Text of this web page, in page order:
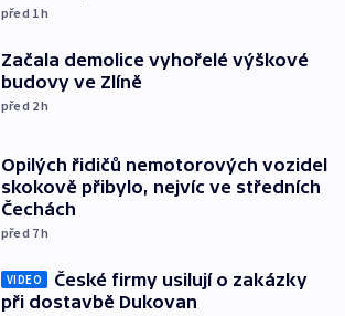
před 1h
Začala demolice vyhořelé výškové
budovy ve Zlíně
před 2h
Opilých řidičů nemotorových vozidel
skokově přibylo, nejvíc ve středních
Čechách
před 7h
VIDEO
České firmy usilují o zakázky
při dostavbě Dukovan